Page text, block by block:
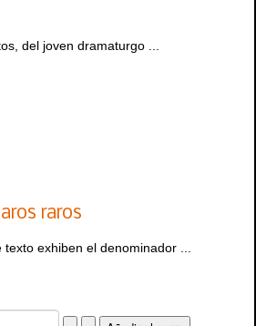
del joven dramaturgo ...
raros
exhiben el denominador ...